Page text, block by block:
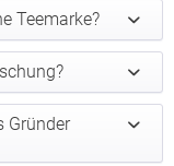
Teemarke?
Gründer